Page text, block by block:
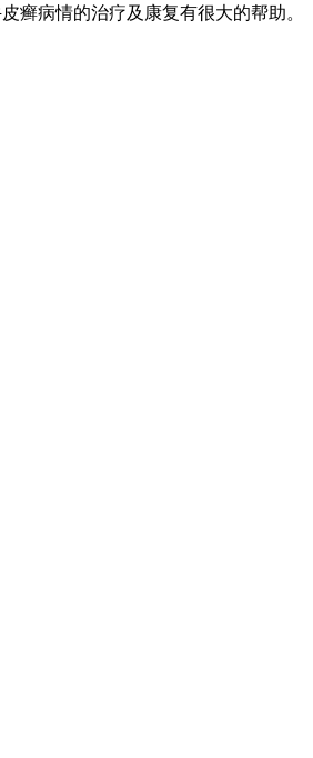
癣病情的治疗及康复有很大的帮助。